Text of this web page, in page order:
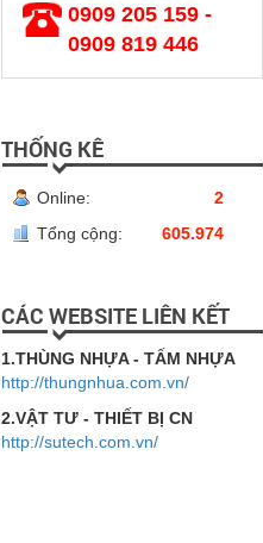
0909 205 159 -
0909 819 446
THỐNG KÊ
Online:
2
Tổng cộng:
605.974
CÁC WEBSITE LIÊN KẾT
1.THÙNG NHỰA - TẤM NHỰA
http://thungnhua.com.vn/
2.VẬT TƯ - THIẾT BỊ CN
http://sutech.com.vn/